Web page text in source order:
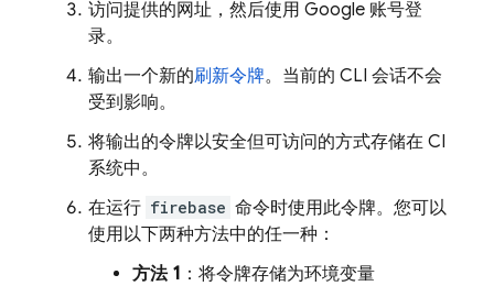
访问提供的网址，然后使用 Google 账号登
录。
输出一个新的刷新令牌。当前的 CLI 会话不会
受到影响。
将输出的令牌以安全但可访问的方式存储在 CI
系统中。
在运行 firebase 命令时使用此令牌。您可以
使用以下两种方法中的任一种：
方法 1 ：将令牌存储为环境变量